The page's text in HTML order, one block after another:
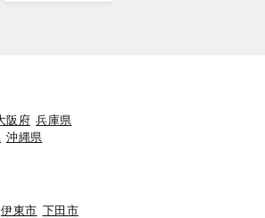
阪府 兵庫県
沖縄県
伊東市 下田市